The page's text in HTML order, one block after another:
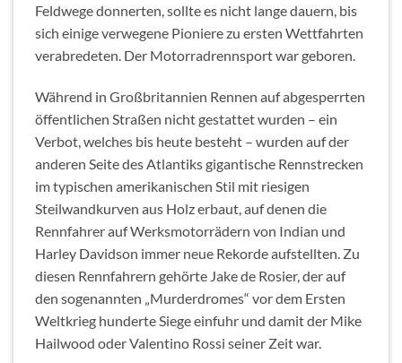
Feldwege donnerten, sollte es nicht lange dauern, bis
sich einige verwegene Pioniere zu ersten Wettfahrten
verabredeten. Der Motorradrennsport war geboren.
Während in Großbritannien Rennen auf abgesperrten
öffentlichen Straßen nicht gestattet wurden – ein
Verbot, welches bis heute besteht – wurden auf der
anderen Seite des Atlantiks gigantische Rennstrecken
im typischen amerikanischen Stil mit riesigen
Steilwandkurven aus Holz erbaut, auf denen die
Rennfahrer auf Werksmotorrädern von Indian und
Harley Davidson immer neue Rekorde aufstellten. Zu
diesen Rennfahrern gehörte Jake de Rosier, der auf
den sogenannten „Murderdromes“ vor dem Ersten
Weltkrieg hunderte Siege einfuhr und damit der Mike
Hailwood oder Valentino Rossi seiner Zeit war.